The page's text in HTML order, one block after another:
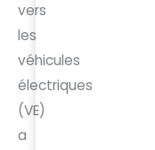
vers
les
véhicules
électriques
(VE)
a